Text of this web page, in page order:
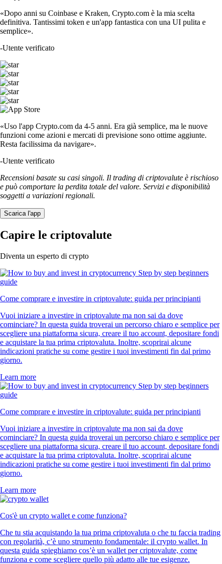
«Dopo anni su Coinbase e Kraken, Crypto.com è la mia scelta
definitiva. Tantissimi token e un'app fantastica con una UI pulita e
semplice».
-Utente verificato
«Uso l'app Crypto.com da 4-5 anni. Era già semplice, ma le nuove
funzioni come azioni e mercati di previsione sono ottime aggiunte.
Resta facilissima da navigare».
-Utente verificato
Recensioni basate su casi singoli. Il trading di criptovalute è rischioso
e può comportare la perdita totale del valore. Servizi e disponibilità
soggetti a variazioni regionali.
Scarica l'app
Capire le criptovalute
Diventa un esperto di crypto
Come comprare e investire in criptovalute: guida per principianti
Vuoi iniziare a investire in criptovalute ma non sai da dove
cominciare? In questa guida troverai un percorso chiaro e semplice per
scegliere una piattaforma sicura, creare il tuo account, depositare fondi
e acquistare la tua prima criptovaluta. Inoltre, scoprirai alcune
indicazioni pratiche su come gestire i tuoi investimenti fin dal primo
giorno.
Learn more
Come comprare e investire in criptovalute: guida per principianti
Vuoi iniziare a investire in criptovalute ma non sai da dove
cominciare? In questa guida troverai un percorso chiaro e semplice per
scegliere una piattaforma sicura, creare il tuo account, depositare fondi
e acquistare la tua prima criptovaluta. Inoltre, scoprirai alcune
indicazioni pratiche su come gestire i tuoi investimenti fin dal primo
giorno.
Learn more
Cos'è un crypto wallet e come funziona?
Che tu stia acquistando la tua prima criptovaluta o che tu faccia trading
con regolarità, c’è uno strumento fondamentale: il crypto wallet. In
questa guida spieghiamo cos’è un wallet per criptovalute, come
funziona e come scegliere quello più adatto alle tue esigenze.